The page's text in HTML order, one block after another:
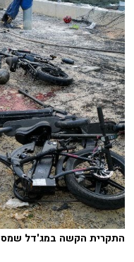
התקרית הקשה במג'דל שמס